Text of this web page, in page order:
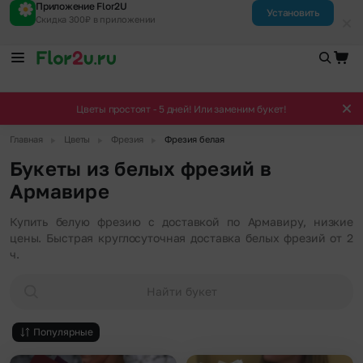
Приложение Flor2U
Скидка 300₽ в приложении
Установить
Цветы простоят - 5 дней! Или заменим букет!
Главная Цветы Фрезия Фрезия белая
Букеты из белых фрезий в
Армавире
Купить белую фрезию с доставкой по Армавиру, низкие
цены. Быстрая круглосуточная доставка белых фрезий от 2
ч.
Найти букет
Популярные